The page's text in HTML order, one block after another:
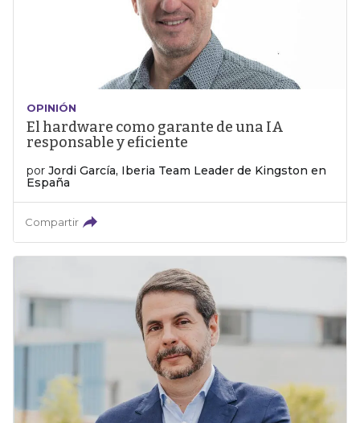
OPINIÓN
El hardware como garante de una IA
responsable y eficiente
por Jordi García, Iberia Team Leader de Kingston en
España
Compartir